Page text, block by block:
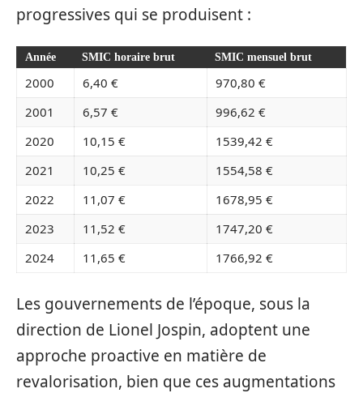
progressives qui se produisent :
Année SMIC horaire brut SMIC mensuel brut
2000 6,40 €
970,80 €
2001
6,57 €
996,62 €
2020
10,15 €
1539,42 €
2021
10,25 €
1554,58 €
2022
11,07 €
1678,95 €
2023
11,52 €
1747,20 €
2024
11,65 € 1766,92 €
Les gouvernements de l’époque, sous la
direction de Lionel Jospin, adoptent une
approche proactive en matière de
revalorisation, bien que ces augmentations